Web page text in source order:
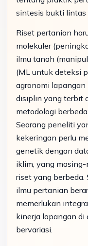
sintesis bukti lintas
Riset pertanian
molekuler
ilmu tanah
(ML untuk deteksi
agronomi
disiplin yang terbit
metodologi
Seorang peneliti
kekeringan perlu
genetik dengan
iklim, yang
riset yang
ilmu pertanian
memerlukan
kinerja lapangan di
bervariasi.